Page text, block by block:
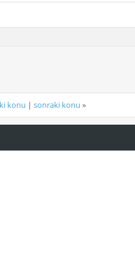
konu | sonraki konu »